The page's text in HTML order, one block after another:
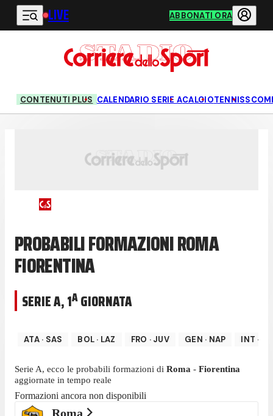
Vai al contenuto principale
LIVE ABBONATI ORA
CONTENUTI PLUS CALENDARIO SERIE ACALCIOTENNIS
PROBABILI FORMAZIONI ROMA
FIORENTINA
SERIE A,1AGIORNATA
ATA· SAS BOL · LAZ FRO · JUV GEN · NAP INT ·
Serie A, ecco le probabili formazioni di Roma - Fiorentina
aggiornate in tempo reale
Formazioni ancora non disponibili
Roma